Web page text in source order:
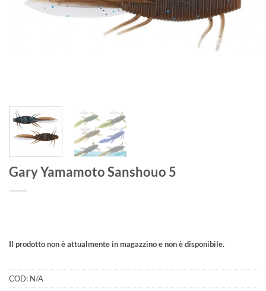
Gary Yamamoto Sanshouo 5
Il prodotto non è attualmente in magazzino e non è disponibile.
COD: N/A